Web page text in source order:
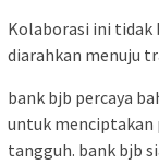
Kolaborasi ini tidak
diarahkan menuju
bank bjb percaya
untuk menciptakan
tangguh. bank bjb